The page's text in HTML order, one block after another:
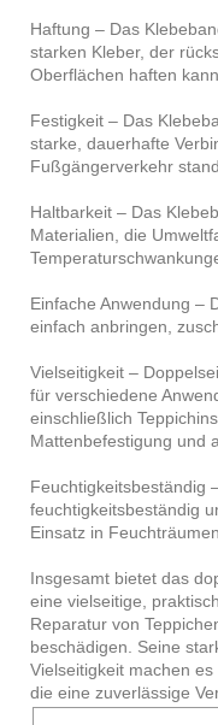
Haftung – Das
starken Kleber, der
Oberflächen haften kann.
Festigkeit – Das
starke, dauerhafte
Fußgängerverkehr
Haltbarkeit – Das
Materialien, die
Einfache Anwendung –
einfach anbringen,
Vielseitigkeit –
für verschiedene
einschließlich
Mattenbefestigung und
Feuchtigkeitsbeständig
feuchtigkeitsbeständig
Einsatz in
Insgesamt bietet das
eine vielseitige,
Reparatur von
beschädigen. Seine
Vielseitigkeit machen
die eine zuverlässige